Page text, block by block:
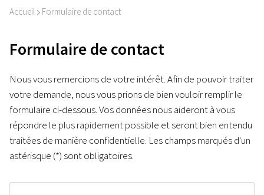
Accueil I Formulaire de contact
Formulaire de contact
Nous vous remercions de votre intérêt. Afin de pouvoir traiter
votre demande, nous vous prions de bien vouloir remplir le
formulaire ci-dessous. Vos données nous aideront à vous
répondre le plus rapidement possible et seront bien entendu
traitées de manière confidentielle. Les champs marqués d'un
astérisque (*) sont obligatoires.